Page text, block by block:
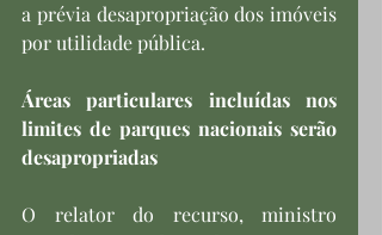
a prévia desapropriação dos imóveis
por utilidade pública.
Áreas particulares incluídas nos
limites de parques nacionais serão
desapropriadas
O relator do recurso, ministro